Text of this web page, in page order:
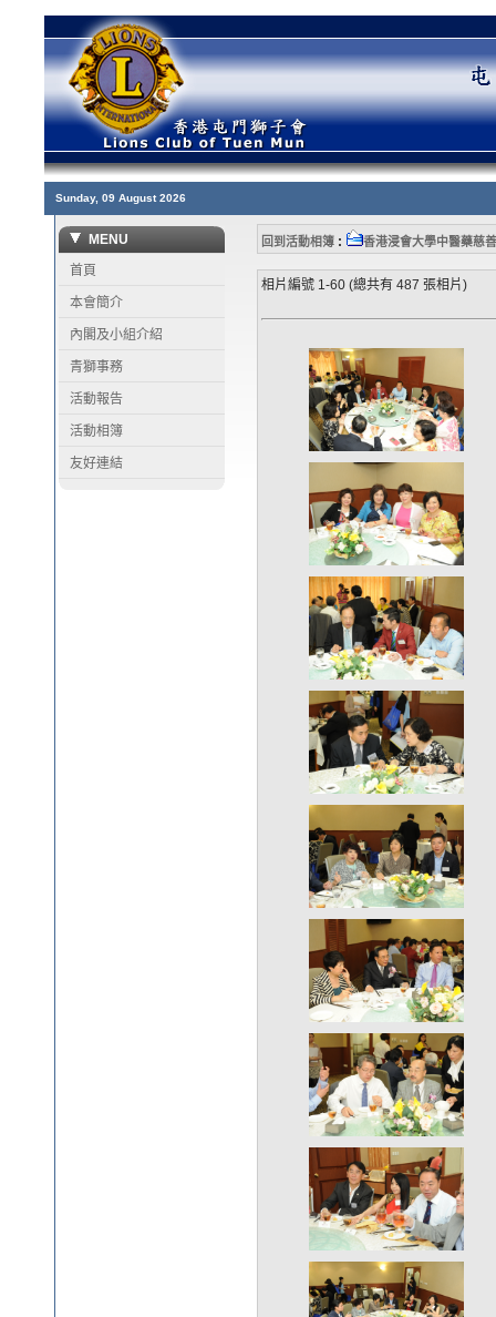
Sunday, 09 August 2026
MENU
首頁
本會簡介
內閣及小組介紹
青獅事務
活動報告
活動相簿
友好連結
回到活動相簿 : 香港浸會大學中醫藥慈
相片編號 1-60 (總共有 487 張相片)